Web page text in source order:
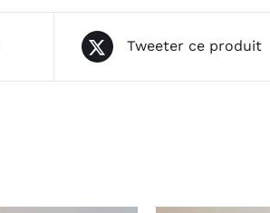
Tweeter ce produit